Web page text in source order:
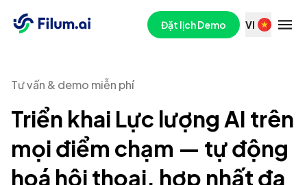
Đặt lịch Demo VI
Tư vấn & demo miễn phí
Triển khai Lực lượng AI trên
mọi điểm chạm — tự động
hoá hội thoại, hợp nhất đa